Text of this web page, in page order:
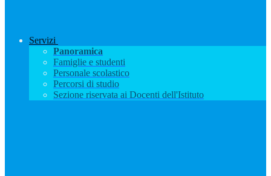
Servizi
Panoramica
Famiglie e studenti
Personale scolastico
Percorsi di studio
Sezione riservata ai Docenti dell'Istituto